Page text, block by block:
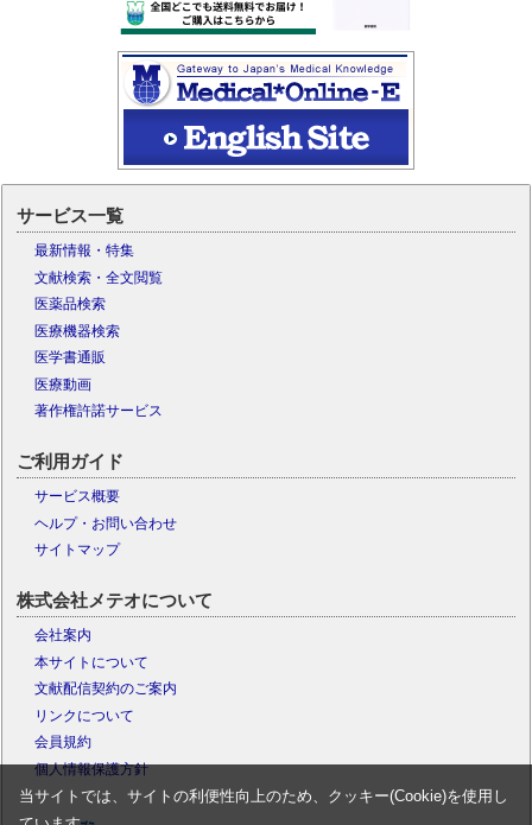
サービス一覧
最新情報・特集
文献検索・全文閲覧
医薬品検索
医療機器検索
医学書通販
医療動画
著作権許諾サービス
ご利用ガイド
サービス概要
ヘルプ・お問い合わせ
サイトマップ
株式会社メテオについて
会社案内
本サイトについて
文献配信契約のご案内
リンクについて
会員規約
個人情報保護方針
当サイトでは、サイトの利便性向上のため、クッキー(Cookie)を使用し